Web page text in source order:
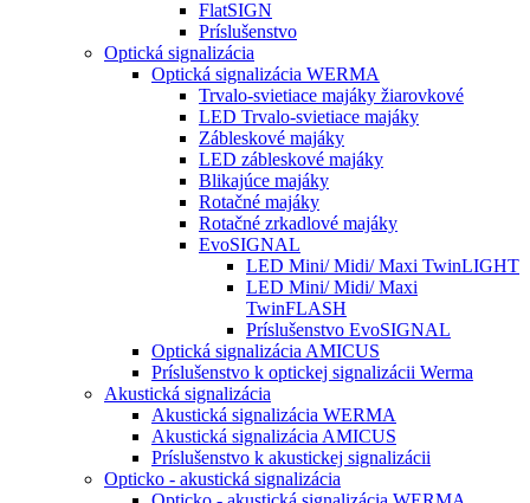
FlatSIGN
Príslušenstvo
Optická signalizácia
Optická signalizácia WERMA
Trvalo-svietiace majáky žiarovkové
LED Trvalo-svietiace majáky
Zábleskové majáky
LED zábleskové majáky
Blikajúce majáky
Rotačné majáky
Rotačné zrkadlové majáky
EvoSIGNAL
LED Mini/ Midi/ Maxi TwinLIGHT
LED Mini/ Midi/ Maxi
TwinFLASH
Príslušenstvo EvoSIGNAL
Optická signalizácia AMICUS
Príslušenstvo k optickej signalizácii Werma
Akustická signalizácia
Akustická signalizácia WERMA
Akustická signalizácia AMICUS
Príslušenstvo k akustickej signalizácii
Opticko - akustická signalizácia